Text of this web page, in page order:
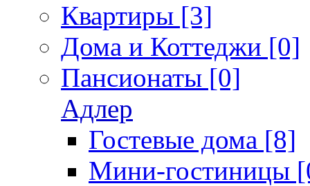
Квартиры [3]
Дома и Коттеджи [0]
Пансионаты [0]
Адлер
Гостевые дома [8]
Мини-гостиницы